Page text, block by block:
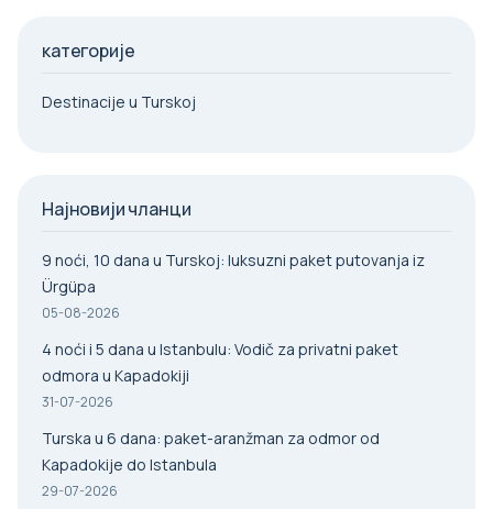
категорије
Destinacije u Turskoj
Најновији чланци
9 noći, 10 dana u Turskoj: luksuzni paket putovanja iz
Ürgüpa
05-08-2026
4 noći i 5 dana u Istanbulu: Vodič za privatni paket
odmora u Kapadokiji
31-07-2026
Turska u 6 dana: paket-aranžman za odmor od
Kapadokije do Istanbula
29-07-2026